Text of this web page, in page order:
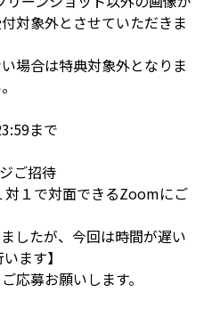
対象外とさせていただきま
場合は特典対象外となりま
まで
ご招待
対１で対面できるZoomにご
したが、今回は時間が遅い
ます】
応募お願いします。